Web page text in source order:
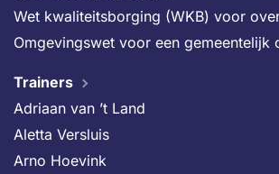
Wet kwaliteitsborging (WKB) voor
Omgevingswet voor een gemeentelijk
Trainers
Adriaan van ’t Land
Aletta Versluis
Arno Hoevink